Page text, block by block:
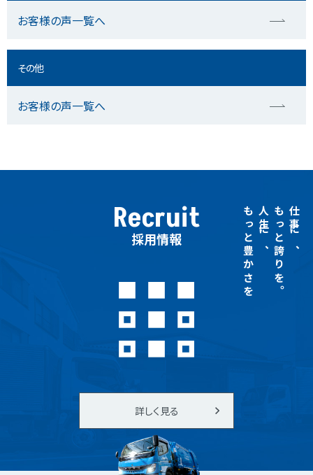
お客様の声一覧へ
その他
お客様の声一覧へ
Recruit
採用情報
詳しく見る
仕事に、
もっと誇りを。
人生に、
もっと豊かさを